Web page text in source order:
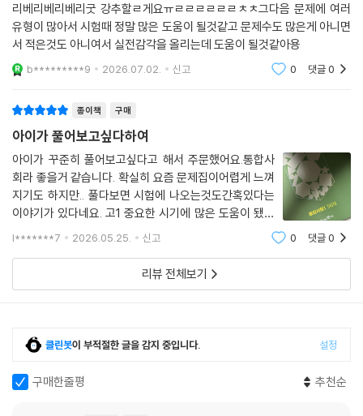
리베리베리베리굿 강추할ㄹ게요ㅠㄹㄹㄹㄹㄹㄹㅊㅊ그다음 문제에 여러
유형이 많아서 시험때 정말 많은 도움이 될것같고 문제수도 많은게 아니면
서 적은것도 아니여서 실전감각을 올리는데 도움이 될것같아용
b*********9 2026.07.02. 신고 0 댓글0
종이책 구매
아이가 풀어보고싶다하여
아이가 꾸준히 풀어보고싶다고 해서 주문했어요.통합사
회라 좋을거 같습니다. 확실히 요즘 문제집이어렵게 느껴
지기도 하지만.. 풀다보면 시험에 나오는것도간혹있다는
이야기가 있다네요. 고1 중요한 시기에 많은 도움이 됐으
면 하는 바램입니다. 꾸준히 풀면 좋은 결과가 있겠지요만
l*******7 2026.05.25. 신고 0 댓글0
리뷰 전체보기
클린봇이 부적절한 글을 감지 중입니다. 설정
구매한줄평 추천순